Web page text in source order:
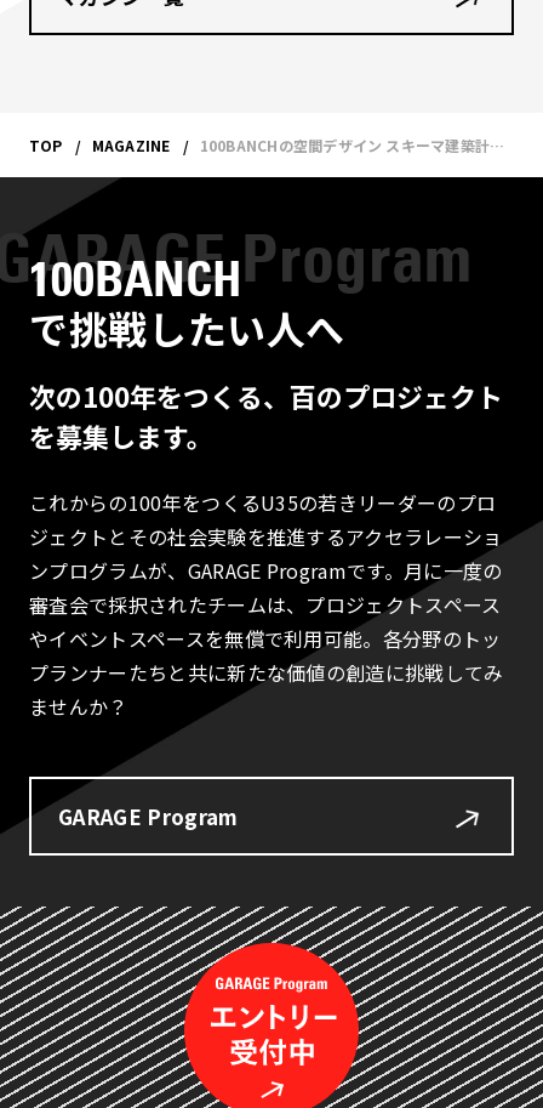
TOP MAGAZINE 100BANCHの空間デザイン スキーマ建築計画・長坂常インタビュー 「予想もつかなさ」をイメージすること。
100BANCH
で挑戦したい人へ
次の100年をつくる、百のプロジェクト
を募集します。
これからの100年をつくるU35の若きリーダーのプロ
ジェクトとその社会実験を推進するアクセラレーショ
ンプログラムが、GARAGE Programです。月に一度の
審査会で採択されたチームは、プロジェクトスペース
やイベントスペースを無償で利用可能。各分野のトッ
プランナーたちと共に新たな価値の創造に挑戦してみ
ませんか？
GARAGE Program